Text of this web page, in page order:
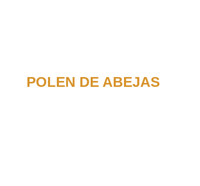
POLEN DE ABEJAS